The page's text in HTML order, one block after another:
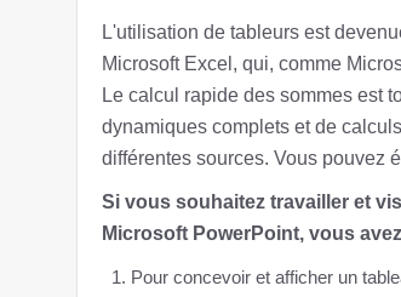
L'utilisation de tableurs est
Microsoft Excel, qui, comme
Le calcul rapide des sommes est
dynamiques complets et de
différentes sources. Vous pouvez
Si vous souhaitez travailler et
Microsoft PowerPoint, vous
Pour concevoir et afficher un